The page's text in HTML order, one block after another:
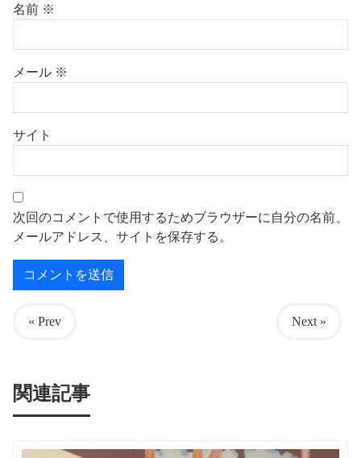
名前 ※
メール ※
サイト
次回のコメントで使用するためブラウザーに自分の名前、
メールアドレス、サイトを保存する。
« Prev Next »
関連記事